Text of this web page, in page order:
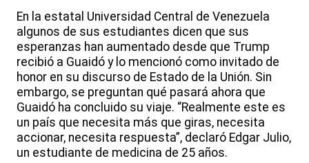
En la estatal Universidad Central de Venezuela
algunos de sus estudiantes dicen que sus
esperanzas han aumentado desde que Trump
recibió a Guaidó y lo mencionó como invitado de
honor en su discurso de Estado de la Unión. Sin
embargo, se preguntan qué pasará ahora que
Guaidó ha concluido su viaje. “Realmente este es
un país que necesita más que giras, necesita
accionar, necesita respuesta”, declaró Edgar Julio,
un estudiante de medicina de 25 años.